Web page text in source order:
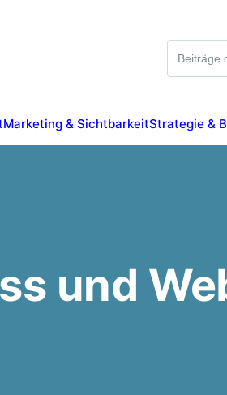
Marketing & SichtbarkeitStrategie &
und